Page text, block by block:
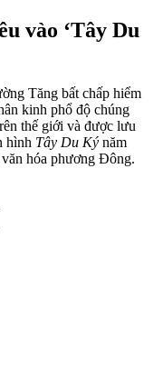
vào ‘Tây Du
Tăng bất chấp hiểm
kinh phổ độ chúng
thế giới và được lưu
hình Tây Du Ký năm
hóa phương Đông.